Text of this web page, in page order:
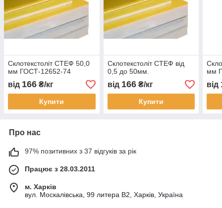
Склотекстоліт СТЕФ 50,0
мм ГОСТ-12652-74
від 166 ₴/кг
Купити
Склотекстоліт СТЕФ від
0,5 до 50мм.
від 166₴/кг
Купити
мм
від
Про нас
97% позитивних з 37 відгуків за рік
Працює з 28.03.2011
м. Харків
вул. Москалівська, 99 литера В2, Харків, Україна